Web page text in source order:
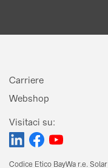
Webshop
Carriere
Visitaci su:
Codice Etico BayWa r.e. Solar